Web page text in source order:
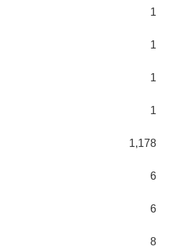
1
1
1
1
1,178
6
6
8